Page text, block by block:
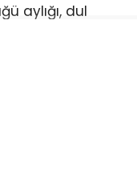
aylığı, dul